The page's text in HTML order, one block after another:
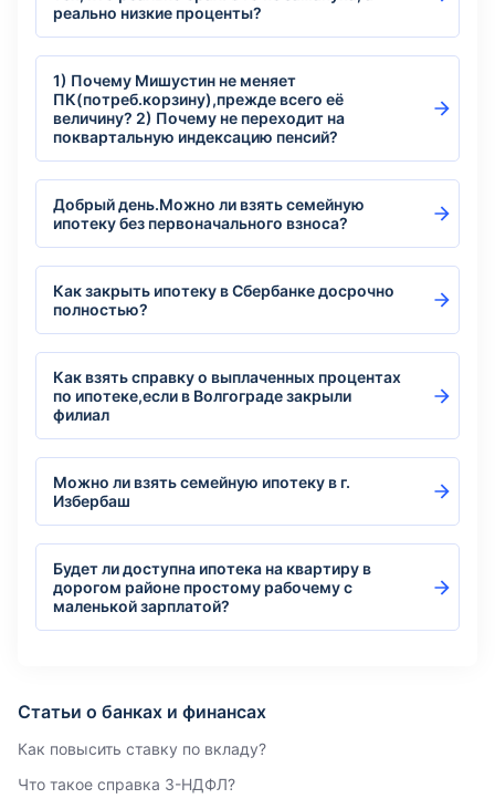
реально низкие проценты?
1) Почему Мишустин не меняет
ПК(потреб.корзину),прежде всего её
величину? 2) Почему не переходит на
поквартальную индексацию пенсий?
Добрый день.Можно ли взять семейную
ипотеку без первоначального взноса?
Как закрыть ипотеку в Сбербанке досрочно
полностью?
Как взять справку о выплаченных процентах
по ипотеке,если в Волгограде закрыли
филиал
Можно ли взять семейную ипотеку в г.
Избербаш
Будет ли доступна ипотека на квартиру в
дорогом районе простому рабочему с
маленькой зарплатой?
Статьи о банках и финансах
Как повысить ставку по вкладу?
Что такое справка 3-НДФЛ?